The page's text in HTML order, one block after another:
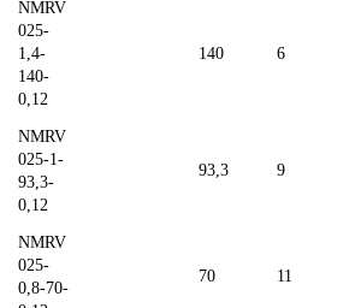
NMRV
025-
1,4-
140-
0,12
140 6
NMRV
025-1-
93,3-
0,12
93,3 9
NMRV
025-
0,8-70-
70 11